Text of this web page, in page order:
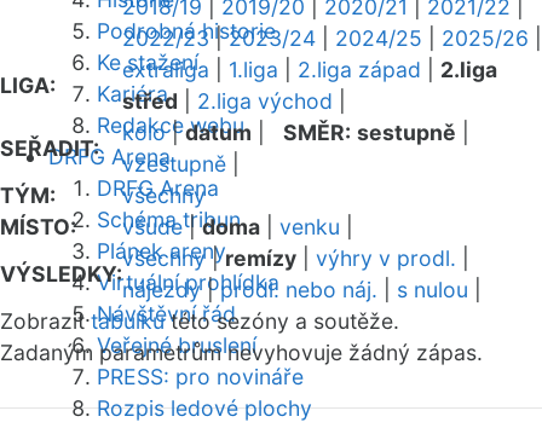
Podrobná historie
Ke stažení
Kariéra
Redakce webu
DRFG Arena
DRFG Arena
Schéma tribun
Plánek areny
Virtuální prohlídka
Návštěvní řád
Veřejné bruslení
PRESS: pro novináře
Rozpis ledové plochy
2018/19
2019/20 2020/21 2021/22
2022/23|2023/24 2024/25 2025/26
LIGA:
extraliga 1.liga 2.liga západ
2.liga
střed
2.liga východ
SEŘADIT:
kolo|datum SMĚR: sestupně
vzestupně
TÝM:
všechny
MÍSTO:
všude|doma venku
VÝSLEDKY:
všechny|remízy výhry v prodl.
nájezdy|prodl. nebo náj. s nulou
Zobrazittabulkutéto sezóny a soutěže.
Zadaným parametrům nevyhovuje žádný zápas.